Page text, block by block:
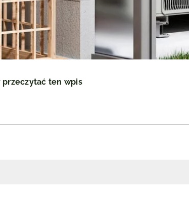
przeczytać ten wpis